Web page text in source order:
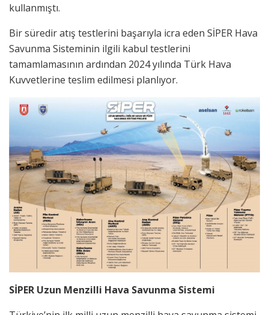
kullanmıştı.
Bir süredir atış testlerini başarıyla icra eden SİPER Hava
Savunma Sisteminin ilgili kabul testlerini
tamamlamasının ardından 2024 yılında Türk Hava
Kuvvetlerine teslim edilmesi planlıyor.
SİPER Uzun Menzilli Hava Savunma Sistemi